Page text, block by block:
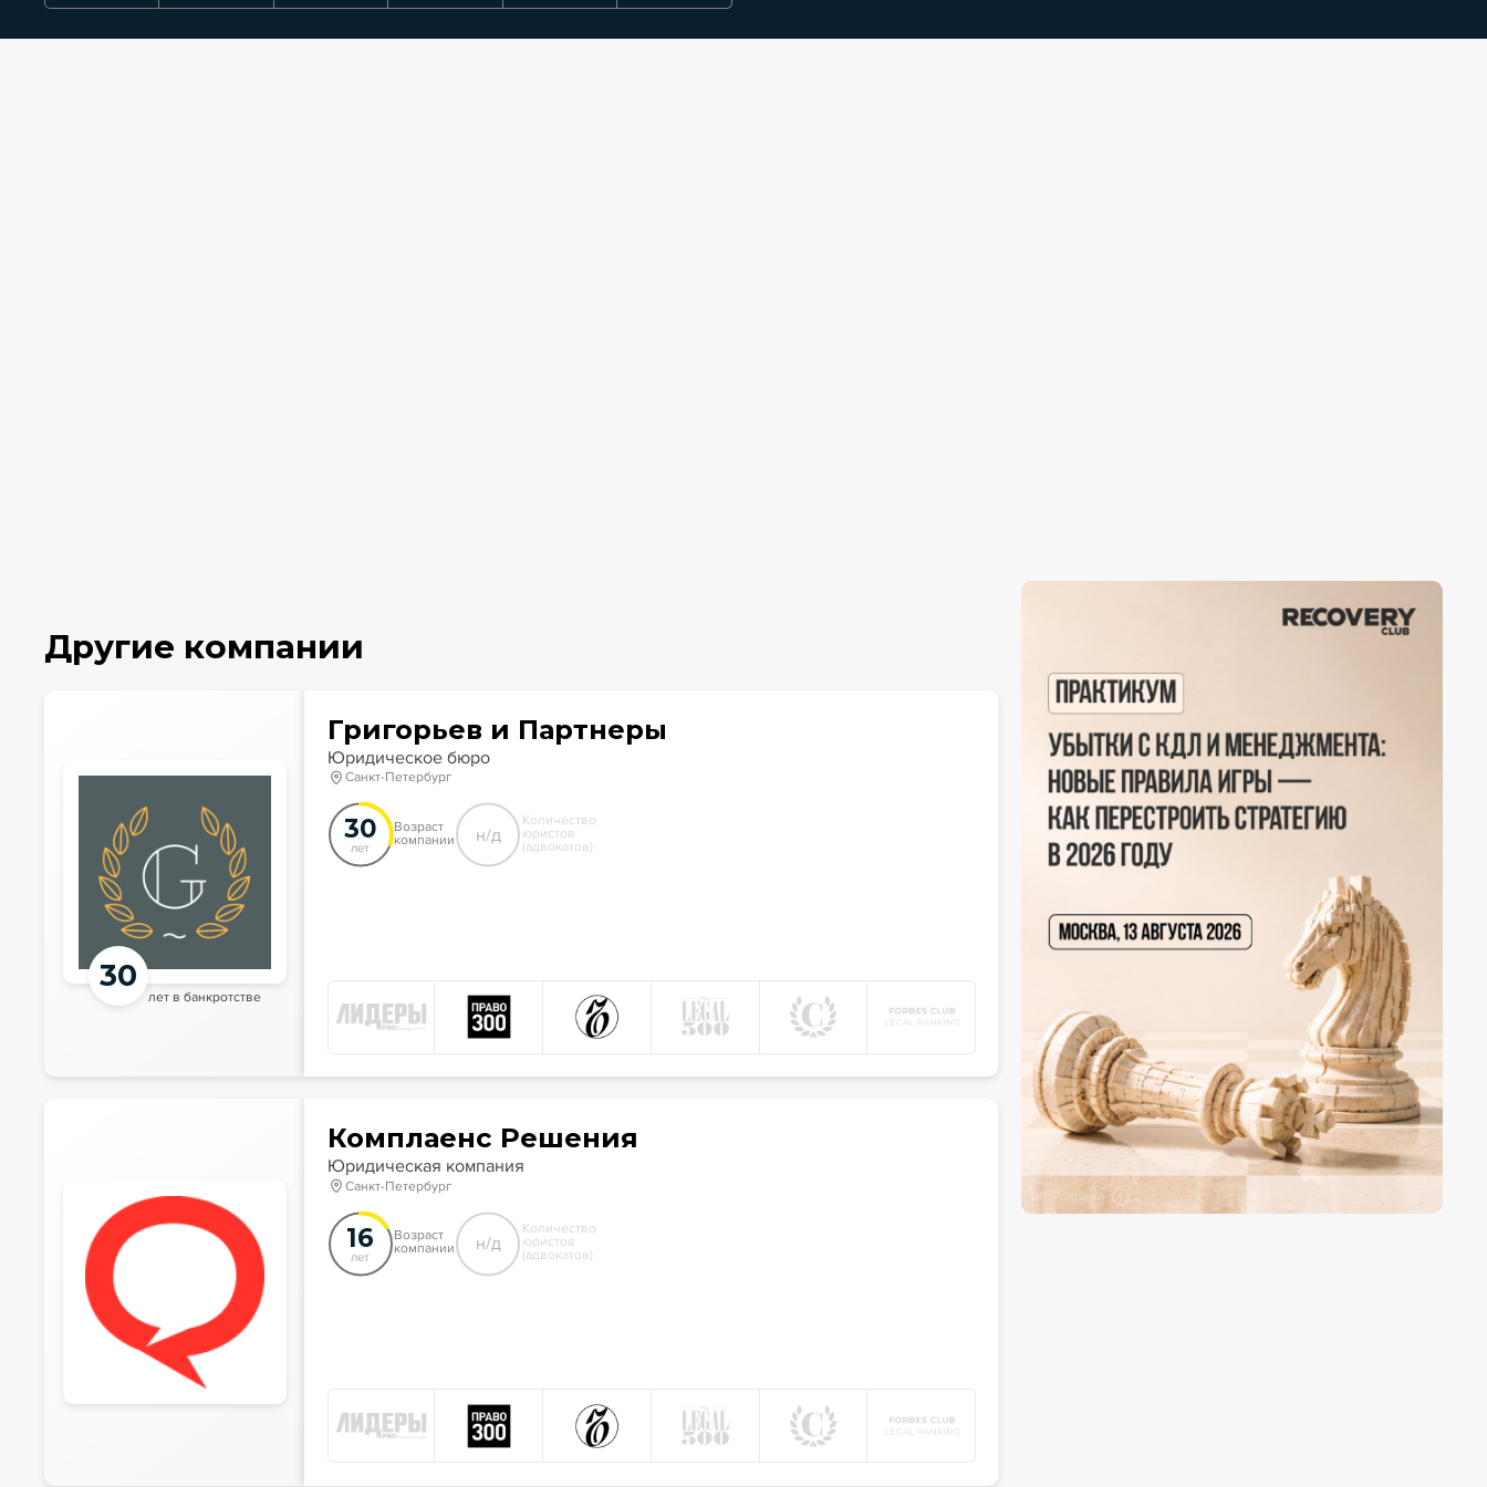
Другие компании
30
лет в банкротстве
Григорьев и Партнеры
Юридическое бюро
Санкт-Петербург
30
лет
Возраст
компании
н/д
Количество
юристов
(адвокатов)
Комплаенс Решения
Юридическая компания
Санкт-Петербург
16
лет
Возраст
компании
н/д
Количество
юристов
(адвокатов)
18+ Реклама